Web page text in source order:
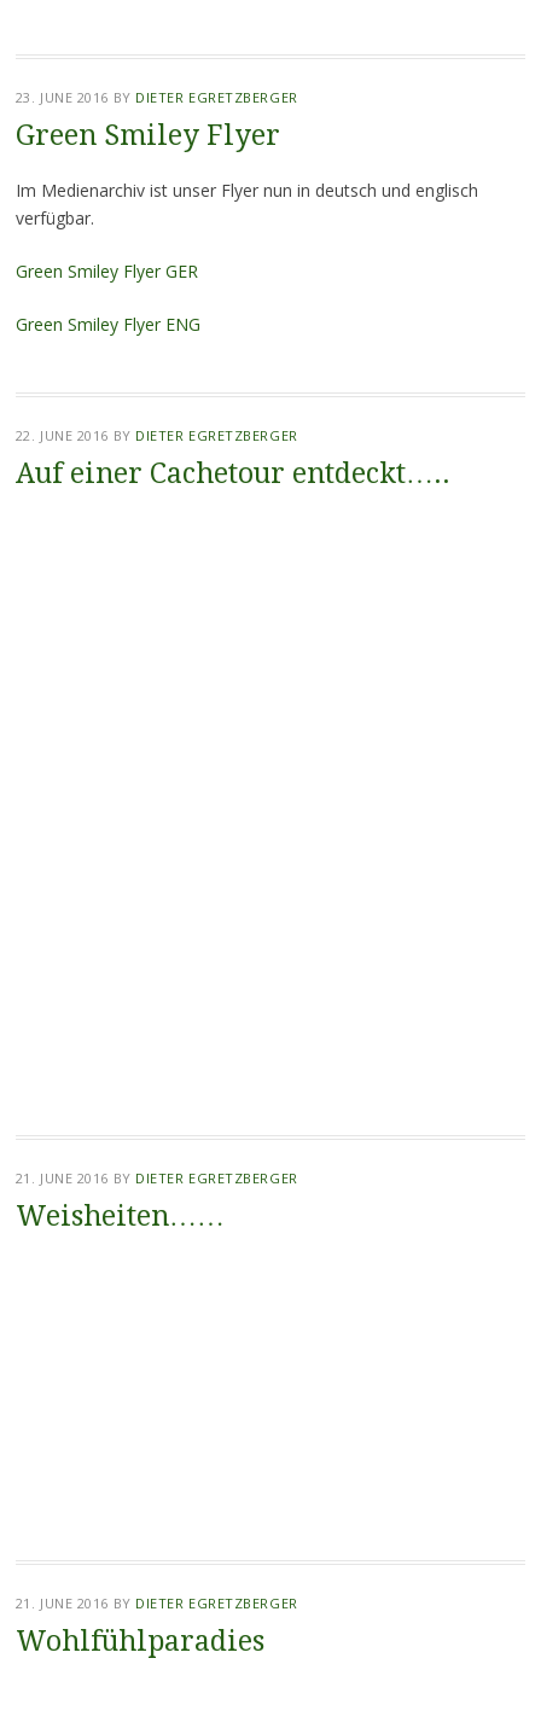
23. JUNE 2016 BY DIETER EGRETZBERGER
Green Smiley Flyer
Im Medienarchiv ist unser Flyer nun in deutsch und englisch
verfügbar.
Green Smiley Flyer GER
Green Smiley Flyer ENG
22. JUNE 2016 BY DIETER EGRETZBERGER
Auf einer Cachetour entdeckt…..
21. JUNE 2016 BY DIETER EGRETZBERGER
Weisheiten……
21. JUNE 2016 BY DIETER EGRETZBERGER
Wohlfühlparadies